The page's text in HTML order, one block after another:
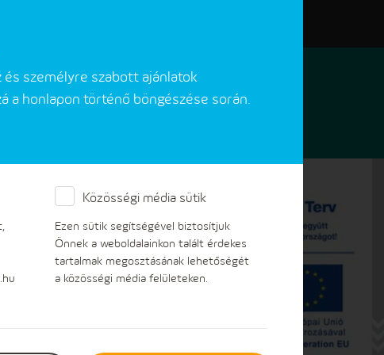
személyre szabott ajánlatok
a honlapon történő böngészése során.
Közösségi média sütik
Ezen sütik segítségével biztosítjuk
Önnek a weboldalainkon talált érdekes
tartalmak megosztásának lehetőségét
a közösségi média felületeken.